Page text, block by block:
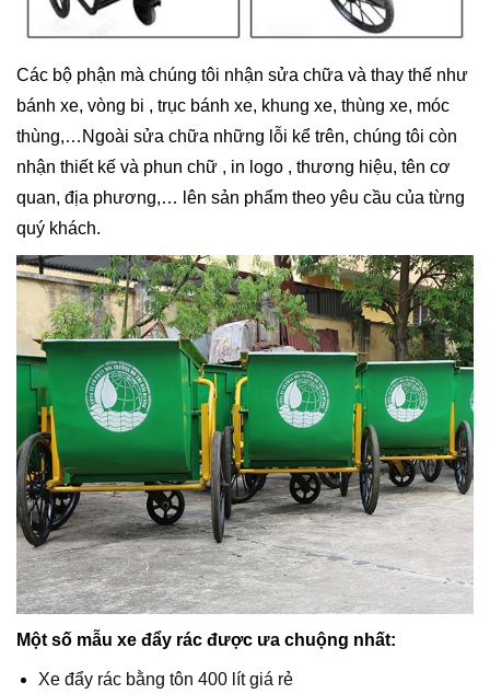
Các bộ phận mà chúng tôi nhận sửa chữa và thay thế như
bánh xe, vòng bi , trục bánh xe, khung xe, thùng xe, móc
thùng,…Ngoài sửa chữa những lỗi kể trên, chúng tôi còn
nhận thiết kế và phun chữ , in logo , thương hiệu, tên cơ
quan, địa phương,… lên sản phẩm theo yêu cầu của từng
quý khách.
Một số mẫu xe đẩy rác được ưa chuộng nhất:
Xe đẩy rác bằng tôn 400 lít giá rẻ